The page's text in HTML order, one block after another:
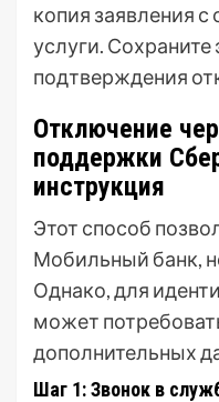
копия заявления
услуги. Сохраните
подтверждения
Отключение
поддержки
инструкция
Этот способ
Мобильный банк,
Однако, для
может
дополнительных
Шаг 1: Звонок в